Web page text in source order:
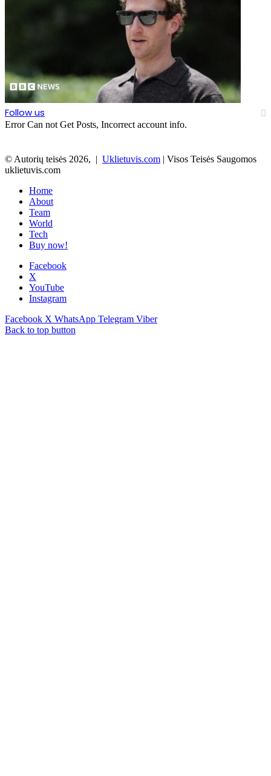
Follow us
Error Can not Get Posts, Incorrect account info.
© Autorių teisės 2026, | Uklietuvis.com | Visos Teisės Saugomos
uklietuvis.com
Home
About
Team
World
Tech
Buy now!
Facebook
X
YouTube
Instagram
Facebook X WhatsApp Telegram Viber
Back to top button